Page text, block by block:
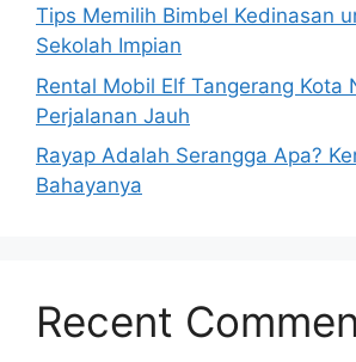
Tips Memilih Bimbel Kedinasan
Sekolah Impian
Rental Mobil Elf Tangerang Kota
Perjalanan Jauh
Rayap Adalah Serangga Apa?
Bahayanya
Recent